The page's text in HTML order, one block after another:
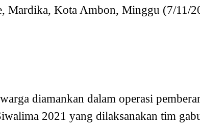
Mardika, Kota Ambon, Minggu (7/11/
diamankan dalam operasi
2021 yang dilaksanakan tim